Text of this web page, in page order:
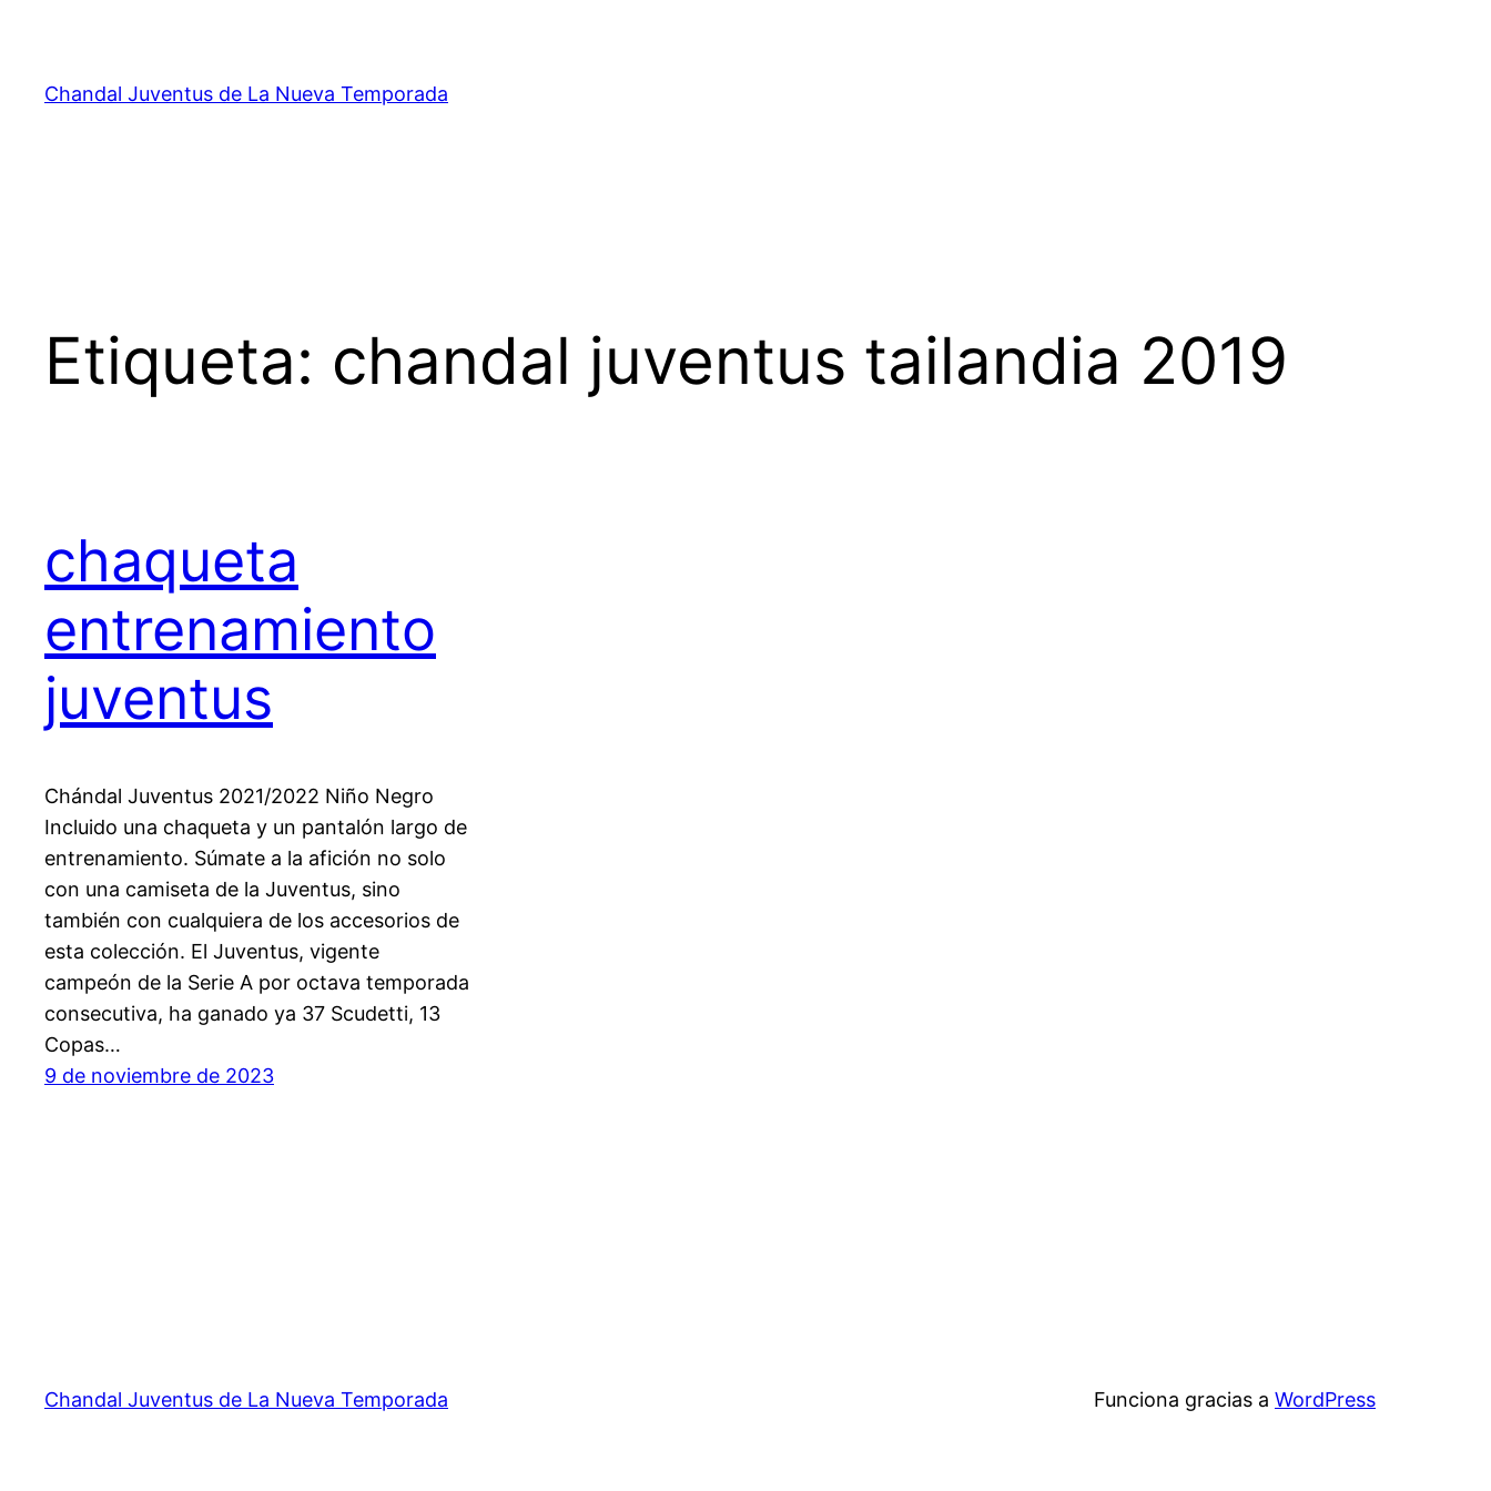
contenido
Chandal Juventus de La Nueva Temporada
Etiqueta: chandal juventus tailandia 2019
chaqueta
entrenamiento
juventus
Chándal Juventus 2021/2022 Niño Negro
Incluido una chaqueta y un pantalón largo de
entrenamiento. Súmate a la afición no solo
con una camiseta de la Juventus, sino
también con cualquiera de los accesorios de
esta colección. El Juventus, vigente
campeón de la Serie A por octava temporada
consecutiva, ha ganado ya 37 Scudetti, 13
Copas…
9 de noviembre de 2023
Chandal Juventus de La Nueva Temporada Funciona gracias a WordPress